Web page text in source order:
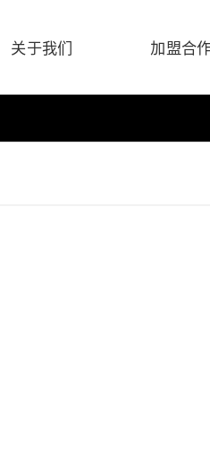
关于我们 加盟合